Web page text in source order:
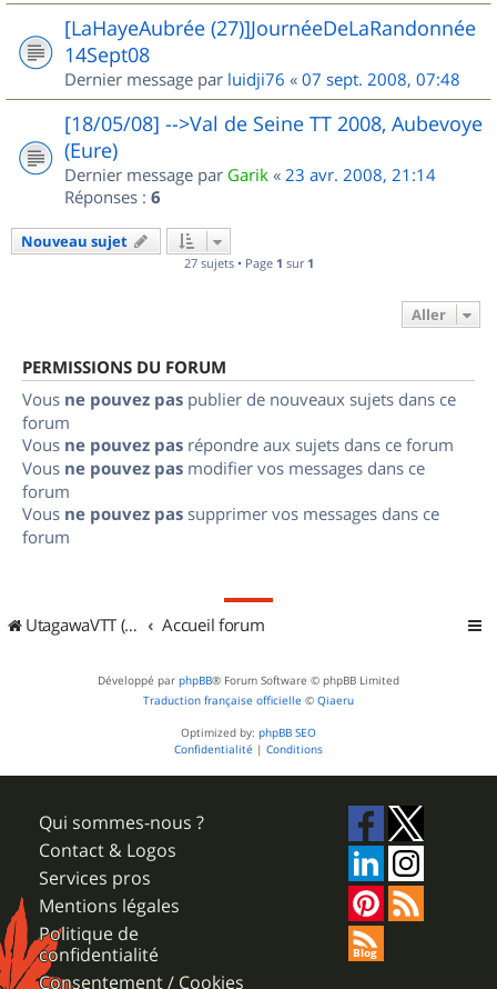
[LaHayeAubrée (27)]JournéeDeLaRandonnée
14Sept08
Dernier message par luidji76 « 07 sept. 2008, 07:48
[18/05/08] -->Val de Seine TT 2008, Aubevoye
(Eure)
Dernier message par Garik « 23 avr. 2008, 21:14
Réponses : 6
Nouveau sujet
27 sujets • Page 1 sur 1
Aller
PERMISSIONS DU FORUM
Vous ne pouvez pas publier de nouveaux sujets dans ce
forum
Vous ne pouvez pas répondre aux sujets dans ce forum
Vous ne pouvez pas modifier vos messages dans ce
forum
Vous ne pouvez pas supprimer vos messages dans ce
forum
UtagawaVTT (Randos VTT et VTTAE avec traces GPS) Accueil forum
Développé par phpBB® Forum Software © phpBB Limited
Traduction française officielle © Qiaeru
Optimized by: phpBB SEO
Confidentialité | Conditions
Qui sommes-nous ?
Contact & Logos
Services pros
Mentions légales
Politique de
confidentialité
Consentement / Cookies